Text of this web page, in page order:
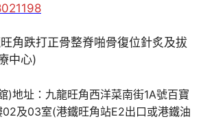
)地址：九龍旺角西洋菜南街1A號百寶
02及03室(港鐵旺角站E2出口或港鐵油